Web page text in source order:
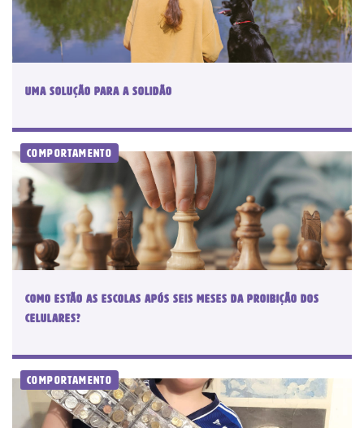
Uma solução para a solidão
Comportamento
COMO ESTÃO AS ESCOLAS APÓS SEIS MESES DA PROIBIÇÃO DOS
CELULARES?
Comportamento